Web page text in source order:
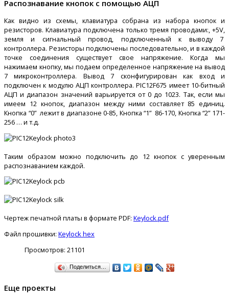
Распознавание кнопок с помощью АЦП
Как видно из схемы, клавиатура собрана из набора кнопок и
резисторов. Клавиатура подключена только тремя проводами:, +5V,
земля и сигнальный провод, подключенный к выводу 7
контроллера. Резисторы подключены последовательно, и в каждой
точке соединения существует свое напряжение. Когда мы
нажимаем кнопку, мы подаем определенное напряжение на вывод
7 микроконтроллера. Вывод 7 сконфигурирован как вход и
подключен к модулю АЦП контроллера. PIC12F675 имеет 10-битный
АЦП и диапазон значений варьируется от 0 до 1023. Так, если мы
имеем 12 кнопок, диапазон между ними составляет 85 единиц.
Кнопка “0” лежит в диапазоне 0-85, Кнопка “1” 86-170, Кнопка “2” 171-
256 … и т.д.
Таким образом можно подключить до 12 кнопок с уверенным
распознаванием каждой.
Чертеж печатной платы в формате PDF: Keylock.pdf
Файл прошивки: Keylock hex
Просмотров: 21101
Поделиться…
Еще проекты